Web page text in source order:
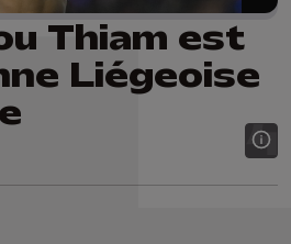
Thiam est
Liégeoise
LinkedIn
sur Whatsapp